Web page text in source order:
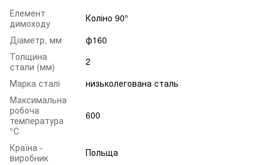
Елемент
димоходу
Коліно 90°
Діаметр, мм
ф160
Толщина
стали (мм)
2
Марка сталі
низьколегована сталь
Maксимальна
робоча
температура
°С
600
Країна -
виробник
Польща